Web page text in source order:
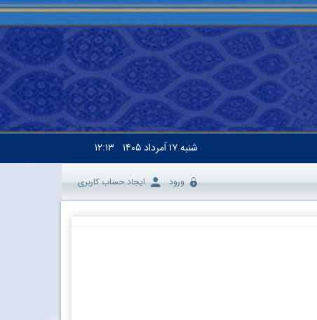
شنبه۱۷ اَمرداد ۱۴۰۵ ۱۲:۱۳
ورود ایجاد حساب کاربری